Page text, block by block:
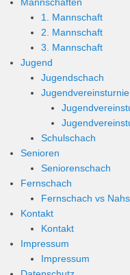
1. Mannschaft
2. Mannschaft
3. Mannschaft
Jugend
Jugendschach
Schulschach
Senioren
Seniorenschach
Fernschach
Fernschach vs
Kontakt
Kontakt
Impressum
Impressum